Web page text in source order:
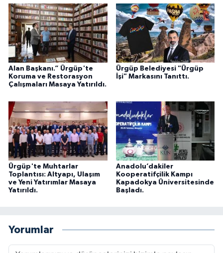
Alan Başkanı.” Ürgüp'te
Koruma ve Restorasyon
Çalışmaları Masaya Yatırıldı.
Ürgüp Belediyesi "Ürgüp
İşi" Markasını Tanıttı.
Ürgüp'te Muhtarlar
Toplantısı: Altyapı, Ulaşım
ve Yeni Yatırımlar Masaya
Yatırıldı.
Anadolu’dakiler
Kooperatifçilik Kampı
Kapadokya Üniversitesinde
Başladı.
Yorumlar